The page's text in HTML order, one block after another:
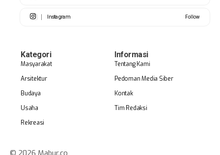
Instagram Follow
Kategori
Masyarakat
Arsitektur
Budaya
Usaha
Rekreasi
Informasi
Tentang Kami
Pedoman Media Siber
Kontak
Tim Redaksi
© 2026 Mabur.co